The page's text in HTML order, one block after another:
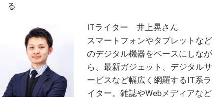
る
ITライター 井上晃さん
スマートフォンやタブレットなど
のデジタル機器をベースにしなが
ら、最新ガジェット、デジタルサ
ービスなど幅広く網羅するIT系ラ
イター。雑誌やWebメディアなど